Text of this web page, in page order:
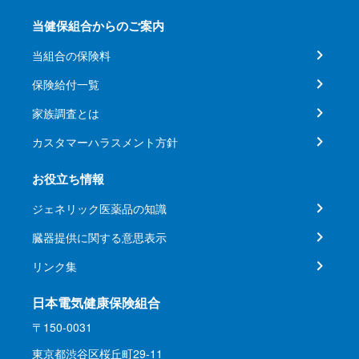
当健保組合からのご案内
当組合の保険料
保険給付一覧
家族調査とは
カスタマーハラスメント方針
お役立ち情報
ジェネリック医薬品の知識
臓器提供に関する意思表示
リンク集
日本電気健康保険組合
〒150-0031
東京都渋谷区桜丘町29-11